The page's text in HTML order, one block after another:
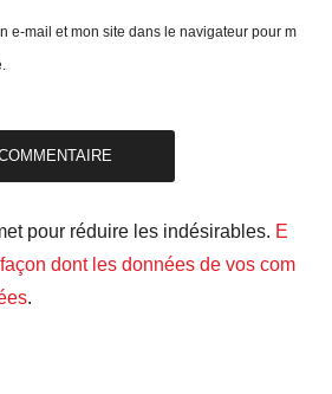
e-mail et mon site dans le navigateur pour m
pour réduire les indésirables. E
dont les données de vos com
.